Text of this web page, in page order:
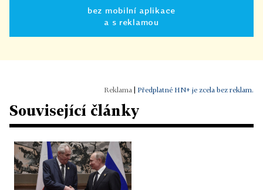
bez mobilní aplikace
a s reklamou
Předplatné HN+ je zcela bez reklam.
Související články